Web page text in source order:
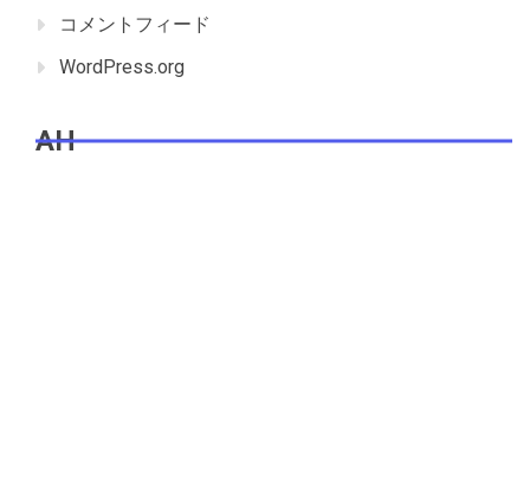
コメントフィード
WordPress.org
AH